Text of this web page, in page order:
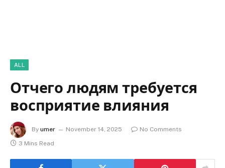
ALL
Отчего людям требуется
восприятие влияния
By umer November 14, 2025
No Comments
3 Mins Read